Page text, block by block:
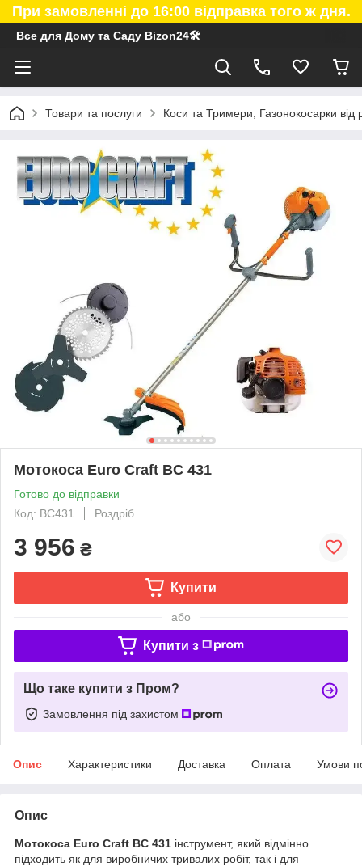
При замовленні до 16:00 відправка того ж дня.
Все для Дому та Саду Bizon24🛠
Товари та послуги Коси та Тримери, Газонокосарки від
Мотокоса Euro Craft BC 431
Готово до відправки
Код: BC431
Роздріб
3 956 ₴
Купити
або
Купити з
Що таке купити з Пром?
Замовлення під захистом
Опис Характеристики Доставка Оплата Умови
Опис
Мотокоса Euro Craft BC 431 інструмент, який відмінно
підходить як для виробничих тривалих робіт, так і для